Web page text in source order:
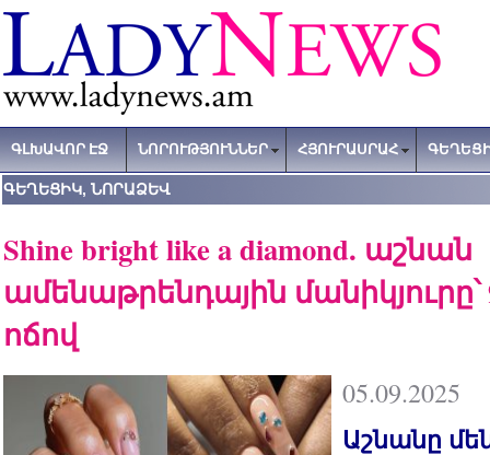
ԳԼԽԱՎՈՐ ԷՋ ՆՈՐՈՒԹՅՈՒՆՆԵՐ ՀՅՈՒՐԱՍՐԱՀ
ԳԵՂԵՑԻԿ, ՆՈՐԱՁԵՎ
Shine bright like a diamond. աշնան
ամենաթրենդային
ոճով
05.09.2025
Աշնանը